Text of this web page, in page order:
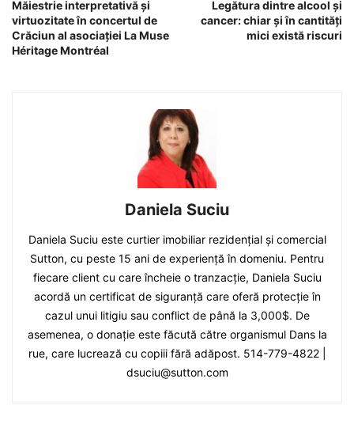
Măiestrie interpretativă și
virtuozitate în concertul de
Crăciun al asociației La Muse
Héritage Montréal
Legătura dintre alcool și
cancer: chiar și în cantități
mici există riscuri
Daniela Suciu
Daniela Suciu este curtier imobiliar rezidențial și comercial
Sutton, cu peste 15 ani de experiență în domeniu. Pentru
fiecare client cu care încheie o tranzacție, Daniela Suciu
acordă un certificat de siguranță care oferă protecție în
cazul unui litigiu sau conflict de până la 3,000$. De
asemenea, o donație este făcută către organismul Dans la
rue, care lucrează cu copiii fără adăpost. 514-779-4822 |
dsuciu@sutton.com